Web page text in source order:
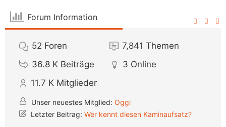
Forum Information
52 Foren 7,841 Themen
36.8 K Beiträge 3 Online
11.7 K Mitglieder
Unser neuestes Mitglied: Oggi
Letzter Beitrag: Wer kennt diesen Kaminaufsatz?